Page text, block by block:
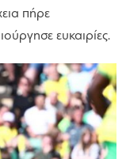
πήρε
ευκαιρίες.